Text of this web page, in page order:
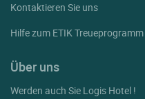
Kontaktieren Sie uns
Hilfe zum ETIK Treueprogramm
Über uns
Werden auch Sie Logis Hotel !